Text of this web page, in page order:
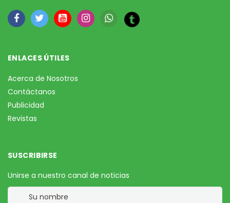
ENLACES ÚTILES
Acerca de Nosotros
Contáctanos
Publicidad
Revistas
SUSCRIBIRSE
Unirse a nuestro canal de noticias